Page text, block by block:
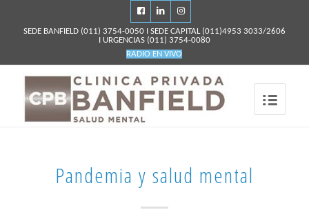
SEDE BANFIELD (011) 3754-0050I SEDE CAPITAL (011)4953 3033/2606
I URGENCIAS (011) 3754-0080
RADIO EN VIVO
Pandemia y salud mental